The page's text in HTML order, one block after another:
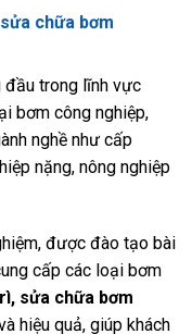
chữa bơm
đầu trong lĩnh vực
bơm công nghiệp,
nghề như cấp
nặng, nông nghiệp
được đào tạo bài
cấp các loại bơm
sửa chữa bơm
hiệu quả, giúp khách